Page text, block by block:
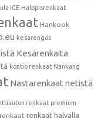
ICE Halppisrenkaat
Hankook
kesärengas
Kesärenkaita
kontio renkaat Nankang
Nastarenkaat netistä
renkaat premium
renkaat renkaat halvalla